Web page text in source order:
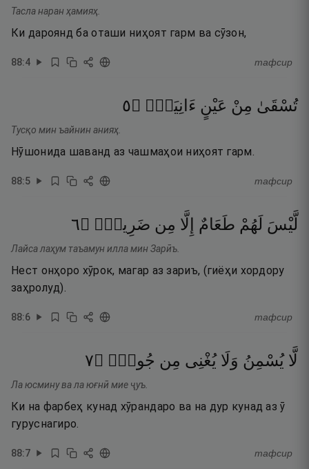
Тасла наран ҳамияҳ.
Ки дароянд ба оташи ниҳоят гарм ва сӯзон,
88:4 тафсир
تُسْقَىٰ مِنْ عَيْنٍ ءَانِيَةٍۢ ۝٥
Тусқо мин ъайнин анияҳ.
Нӯшонида шаванд аз чашмаҳои ниҳоят гарм.
88:5 тафсир
لَّيْسَ لَهُمْ طَعَامٌ إِلَّا مِن ضَرِيعٍۢ ۝٦
Лайса лаҳум таъамун илла мин Зарӣъ.
Нест онҳоро хӯрок, магар аз зариъ, (гиёҳи хордору
заҳролуд).
88:6 тафсир
لَّا يُسْمِنُ وَلَا يُغْنِى مِن جُوعٍۢ ۝٧
Ла юсмину ва ла юғнӣ мие ҷуъ.
Ки на фарбеҳ кунад хӯрандаро ва на дур кунад аз ӯ
гуруснагиро.
88:7 тафсир